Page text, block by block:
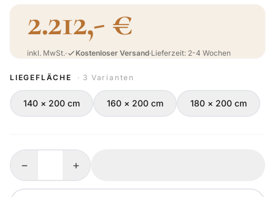
2.212,- €
inkl. MwSt.· Kostenloser Versand·Lieferzeit: 2-4 Wochen
LIEGEFLÄCHE · 3 Varianten
140 × 200 cm 160 × 200 cm 180 × 200 cm
− +